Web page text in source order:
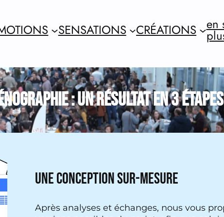
SENSATIONS CRÉATIONS en
: UN RÉSULTAT EN 3 ÉTAPES
UNE CONCEPTION SUR-MESURE
Après analyses et échanges, nous vous